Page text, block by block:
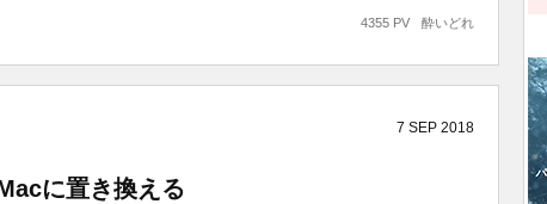
酔いどれ
4355 PV
7 SEP 2018
に置き換える